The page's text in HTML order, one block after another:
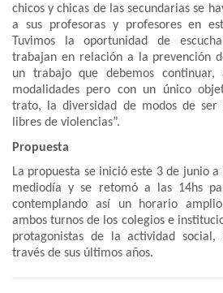
chicos y chicas de las secundarias se
a sus profesoras y profesores en
Tuvimos la oportunidad de
trabajan en relación a la prevención
un trabajo que debemos
modalidades pero con un único
trato, la diversidad de modos de ser
libres de violencias”.
Propuesta
La propuesta se inició este 3 de junio
mediodía y se retomó a las 14hs
contemplando así un horario
ambos turnos de los colegios e
protagonistas de la actividad
través de sus últimos años.